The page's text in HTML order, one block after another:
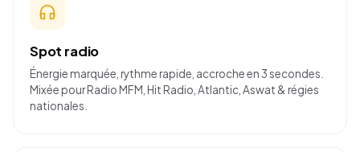
Spot radio
Énergie marquée, rythme rapide, accroche en 3 secondes.
Mixée pour Radio MFM, Hit Radio, Atlantic, Aswat & régies
nationales.